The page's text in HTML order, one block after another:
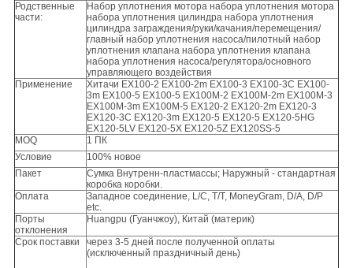
Родственные
части:
Набор уплотнения мотора набора уплотнения мотора
набора уплотнения цилиндра набора уплотнения
цилиндра заграждения/руки/качания/перемещения/
главный набор уплотнения насоса/пилотный набор
уплотнения клапана набора уплотнения клапана
набора уплотнения насоса/регулятора/основного
управляющего воздействия
Применение
Хитачи EX100-2 EX100-2m EX100-3 EX100-3C EX100-
3m EX100-5 EX100-5 EX100M-2 EX100M-2m EX100M-3
EX100M-3m EX100M-5 EX120-2 EX120-2m EX120-3
EX120-3C EX120-3m EX120-5 EX120-5 EX120-5HG
EX120-5LV EX120-5X EX120-5Z EX120SS-5
MOQ
1 ПК
Условие
100% новое
Пакет
Сумка Внутренн-пластмассы; Наружный - стандартная
коробка коробки.
Оплата
Западное соединение, L/C, T/T, MoneyGram, D/A, D/P
etc.
Порты
отклонения
Huangpu (Гуанчжоу), Китай (материк)
Срок поставки
через 3-5 дней после полученной оплаты
(исключенный праздничный день)